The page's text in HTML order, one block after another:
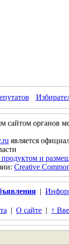
сайтом органов
является
и
Creative
|
| О сайте | ↑